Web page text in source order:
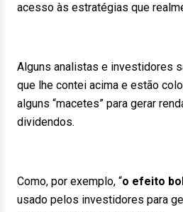
acesso às estratégias que
Alguns analistas e investidores
que lhe contei acima e estão
alguns “macetes” para gerar
dividendos.
Como, por exemplo, “o efeito
usado pelos investidores para